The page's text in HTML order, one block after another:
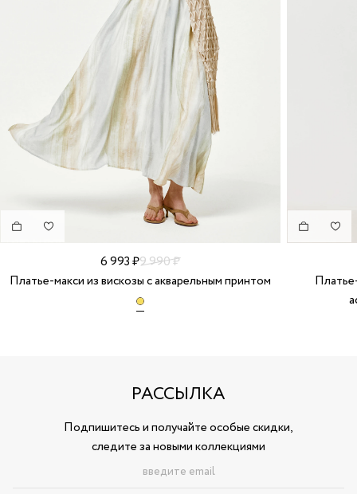
6 993 ₽9 990 ₽
Платье-макси из вискозы с акварельным принтом
РАССЫЛКА
Подпишитесь и получайте особые скидки,
следите за новыми коллекциями